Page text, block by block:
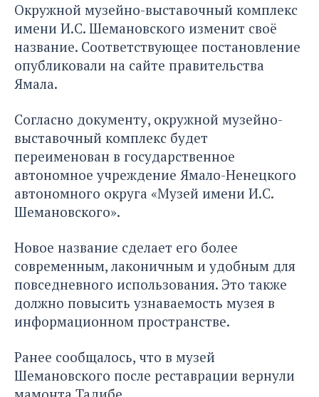
Окружной музейно-выставочный комплекс
имени И.С. Шемановского изменит своё
название. Соответствующее постановление
опубликовали на сайте правительства
Ямала.
Согласно документу, окружной музейно-
выставочный комплекс будет
переименован в государственное
автономное учреждение Ямало-Ненецкого
автономного округа «Музей имени И.С.
Шемановского».
Новое название сделает его более
современным, лаконичным и удобным для
повседневного использования. Это также
должно повысить узнаваемость музея в
информационном пространстве.
Ранее сообщалось, что в музей
Шемановского после реставрации вернули